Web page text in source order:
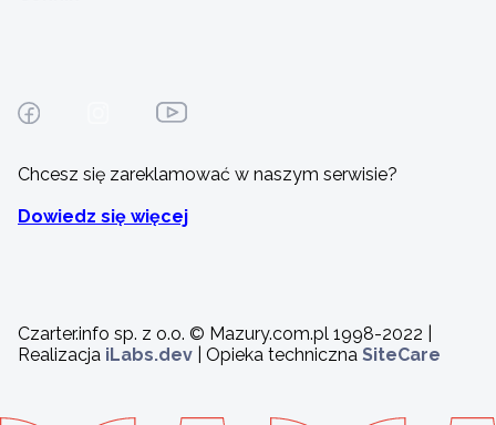
Chcesz się zareklamować w naszym serwisie?
Dowiedz się więcej
Czarter.info sp. z o.o. © Mazury.com.pl 1998-2022 |
Realizacja iLabs.dev | Opieka techniczna SiteCare